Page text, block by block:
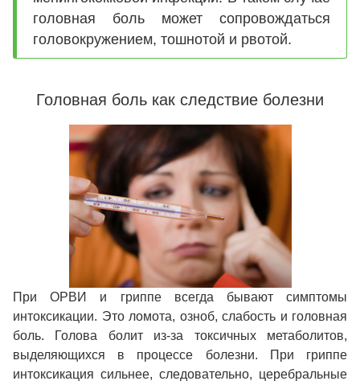
головная боль может сопровождаться
головокружением, тошнотой и рвотой.
Головная боль как следствие болезни
При ОРВИ и гриппе всегда бывают симптомы
интоксикации. Это ломота, озноб, слабость и головная
боль. Голова болит из-за токсичных метаболитов,
выделяющихся в процессе болезни. При гриппе
интоксикация сильнее, следовательно, церебральные